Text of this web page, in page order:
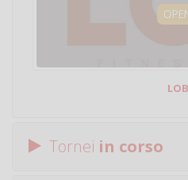
LOB
Tornei in corso